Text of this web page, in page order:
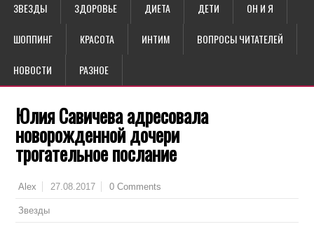
ЗВЕЗДЫ ЗДОРОВЬЕ ДИЕТА ДЕТИ ОН И Я
ШОППИНГ КРАСОТА ИНТИМ ВОПРОСЫ ЧИТАТЕЛЕЙ
НОВОСТИ РАЗНОЕ
Юлия Савичева адресовала
новорожденной дочери
трогательное послание
Alex 27.08.2017 0 Comments
Звезды